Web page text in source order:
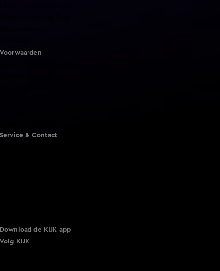
Voorwaarden
Service & Contact
Download de KIJK app
Volg KIJK